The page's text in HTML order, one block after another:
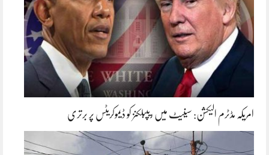
امریکہ مڈٹرم الیکشن: سینیٹ میں ریپبلکنز کو ڈیموکریٹس پر برتری